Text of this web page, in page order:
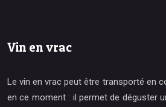
Vin en vrac
Le vin en vrac peut être transporté en
en ce moment : il permet de déguster